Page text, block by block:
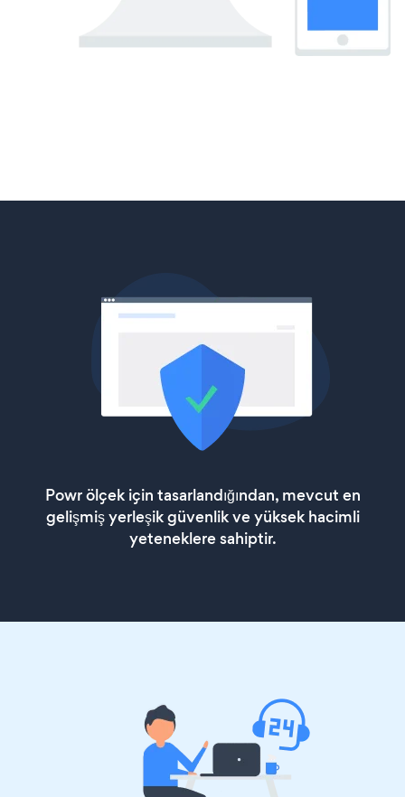
Powr ölçek için tasarlandığından, mevcut en
gelişmiş yerleşik güvenlik ve yüksek hacimli
yeteneklere sahiptir.